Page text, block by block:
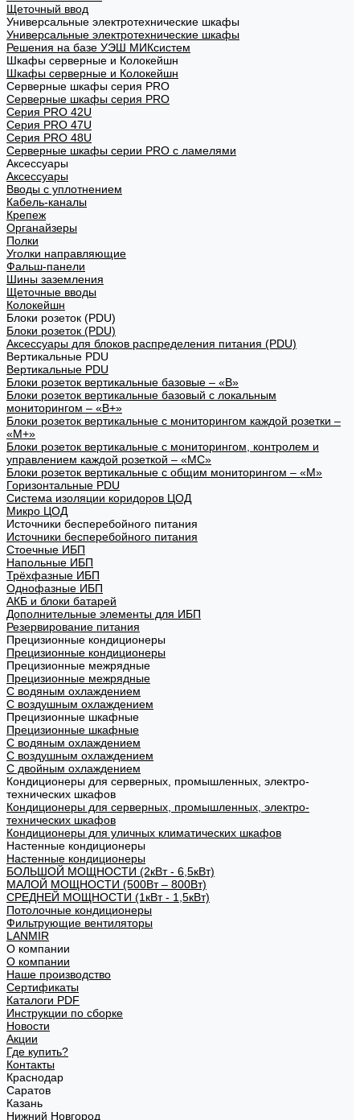
Щеточный ввод
Универсальные электротехнические шкафы
Универсальные электротехнические шкафы
Решения на базе УЭШ МИКсистем
Шкафы серверные и Колокейшн
Шкафы серверные и Колокейшн
Серверные шкафы серия PRO
Серверные шкафы серия PRO
Серия PRO 42U
Серия PRO 47U
Серия PRO 48U
Серверные шкафы серии PRO с ламелями
Аксессуары
Аксессуары
Вводы с уплотнением
Кабель-каналы
Крепеж
Органайзеры
Полки
Уголки направляющие
Фальш-панели
Шины заземления
Щеточные вводы
Колокейшн
Блоки розеток (PDU)
Блоки розеток (PDU)
Аксессуары для блоков распределения питания (PDU)
Вертикальные PDU
Вертикальные PDU
Блоки розеток вертикальные базовые – «В»
Блоки розеток вертикальные базовый с локальным
мониторингом – «В+»
Блоки розеток вертикальные с мониторингом каждой розетки –
«М+»
Блоки розеток вертикальные с мониторингом, контролем и
управлением каждой розеткой – «МС»
Блоки розеток вертикальные с общим мониторингом – «М»
Горизонтальные PDU
Система изоляции коридоров ЦОД
Микро ЦОД
Источники бесперебойного питания
Источники бесперебойного питания
Стоечные ИБП
Напольные ИБП
Трёхфазные ИБП
Однофазные ИБП
АКБ и блоки батарей
Дополнительные элементы для ИБП
Резервирование питания
Прецизионные кондиционеры
Прецизионные кондиционеры
Прецизионные межрядные
Прецизионные межрядные
С водяным охлаждением
С воздушным охлаждением
Прецизионные шкафные
Прецизионные шкафные
С водяным охлаждением
С воздушным охлаждением
С двойным охлаждением
Кондиционеры для серверных, промышленных, электро-
технических шкафов
Кондиционеры для серверных, промышленных, электро-
технических шкафов
Кондиционеры для уличных климатических шкафов
Настенные кондиционеры
Настенные кондиционеры
БОЛЬШОЙ МОЩНОСТИ (2кВт - 6,5кВт)
МАЛОЙ МОЩНОСТИ (500Вт – 800Вт)
СРЕДНЕЙ МОЩНОСТИ (1кВт - 1,5кВт)
Потолочные кондиционеры
Фильтрующие вентиляторы
LANMIR
О компании
О компании
Наше производство
Сертификаты
Каталоги PDF
Инструкции по сборке
Новости
Акции
Где купить?
Контакты
Краснодар
Саратов
Казань
Нижний Новгород